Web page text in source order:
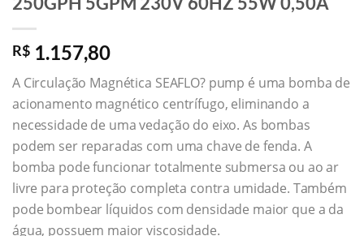
R$ 1.157,80
A Circulação Magnética SEAFLO? pump é uma bomba de
acionamento magnético centrífugo, eliminando a
necessidade de uma vedação do eixo. As bombas
podem ser reparadas com uma chave de fenda. A
bomba pode funcionar totalmente submersa ou ao ar
livre para proteção completa contra umidade. Também
pode bombear líquidos com densidade maior que a da
água, possuem maior viscosidade.